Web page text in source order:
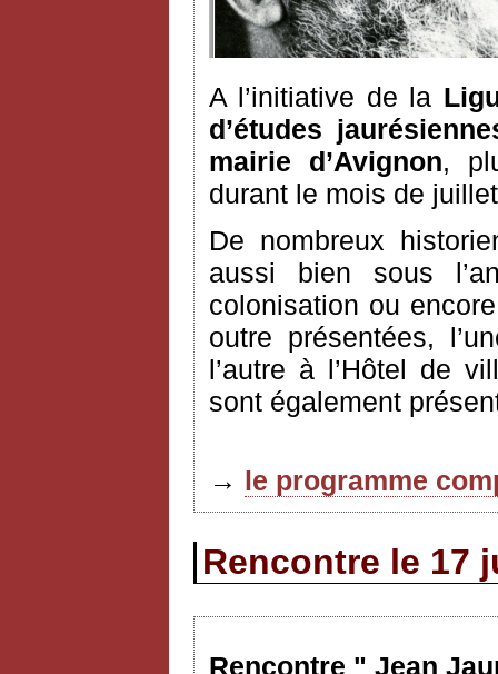
A l’initiative de la
d’études
mairie d’Avignon,
durant le mois de
De nombreux
aussi bien sous
colonisation ou
outre présentées,
l’autre à l’Hôtel de
sont également
→ le programme
Rencontre le 17
Rencontre " Jean